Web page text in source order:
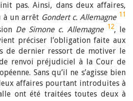
pas. Ainsi, dans deux affaires,
à un arrêt Gondert c. Allemagne 11
De Simone c. Allemagne 12, le
préciser l’obligation faite aux
de dernier ressort de motiver le
renvoi préjudiciel à la Cour de
Sans qu’il ne s’agisse bien
affaires pourtant introduites à
ont été traitées toutes deux à